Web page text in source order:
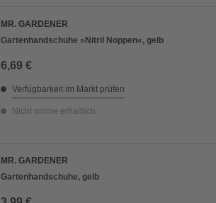
MR. GARDENER
Gartenhandschuhe »Nitril Noppen«, gelb
6,69 €
Verfügbarkeit im Markt prüfen
Nicht online erhältlich
MR. GARDENER
Gartenhandschuhe, gelb